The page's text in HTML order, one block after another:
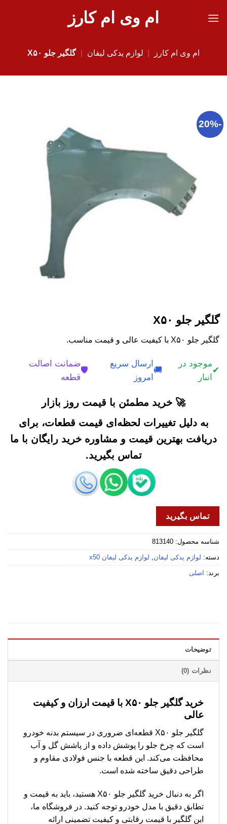
ام وی ام کارز
ام وی ام کارز لوازم یدکی لیفان گلگیر جلو X۵۰
-20%
گلگیر جلو X۵۰
گلگیر جلو X۵۰ با کیفیت عالی و قیمت مناسب.
✔
موجود در
انبار
🚚
ارسال سریع
امروز
🛡️
ضمانت اصالت
قطعه
🚀 خرید مطمئن با قیمت روز بازار
به دلیل تغییرات لحظه‌ای قیمت قطعات، برای
دریافت بهترین قیمت و مشاوره خرید رایگان با ما
تماس بگیرید.
تماس بگیرید
شناسه محصول: 813140
دسته: لوازم یدکی لیفان, لوازم یدکی لیفان x50
برند: اصلی
توضیحات
نظرات (0)
خرید گلگیر جلو X۵۰ با قیمت ارزان و کیفیت
عالی
گلگیر جلو X۵۰ قطعه‌ای ضروری در سیستم بدنه خودرو
است که چرخ جلو را پوشش داده و از پاشش گل و آب
محافظت می‌کند. این قطعه با جنس فولادی مقاوم و
طراحی دقیق ساخته شده است.
اگر به دنبال خرید گلگیر جلو X۵۰ هستید، باید به قیمت و
تطابق دقیق با مدل خودرو توجه کنید. در فروشگاه ما،
این گلگیر با قیمت رقابتی و کیفیت تضمینی ارائه